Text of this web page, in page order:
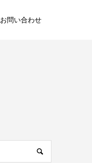
お問い合わせ